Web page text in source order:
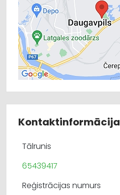
Kontaktinformācija
Tālrunis
65439417
Reģistrācijas numurs